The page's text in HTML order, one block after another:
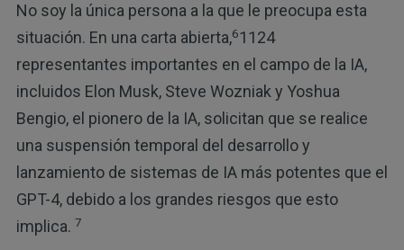
No soy la única persona a la que le preocupa esta
situación. En una carta abierta,61124
representantes importantes en el campo de la IA,
incluidos Elon Musk, Steve Wozniak y Yoshua
Bengio, el pionero de la IA, solicitan que se realice
una suspensión temporal del desarrollo y
lanzamiento de sistemas de IA más potentes que el
GPT-4, debido a los grandes riesgos que esto
implica. 7